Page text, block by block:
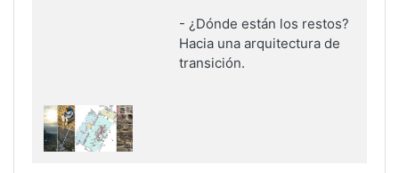
- ¿Dónde están los restos?
Hacia una arquitectura de
transición.